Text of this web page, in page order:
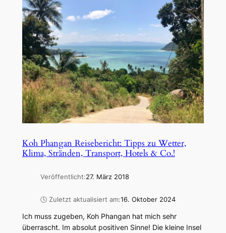
Koh Phangan Reisebericht: Tipps zu Wetter,
Klima, Stränden, Transport, Hotels & Co.!
Veröffentlicht:27. März 2018
🕓 Zuletzt aktualisiert am:16. Oktober 2024
Ich muss zugeben, Koh Phangan hat mich sehr
überrascht. Im absolut positiven Sinne! Die kleine Insel